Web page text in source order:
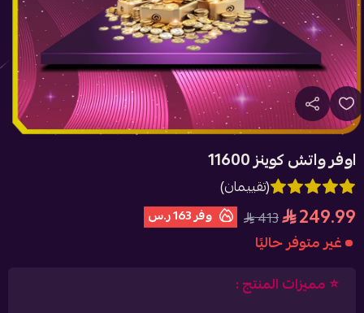
اوفر واتش كوينز 11600
(تقييمان)
249.99
413 وفر163 ر.س
غير متوفر حاليًا
⭐️ مميزات المنتج :